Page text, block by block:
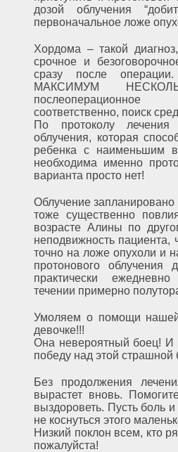
дозой облучения
первоначальное ложе
Хордома – такой
срочное и
сразу после
МАКСИМУМ
соответственно, поиск
По протоколу
облучения, которая
ребенка с наименьшим
необходима именно
варианта просто нет!
Облучение
тоже существенно
возрасте Алины по
неподвижность пациента,
точно на ложе опухоли и
протонового облучения
практически
течении примерно
Умоляем о помощи
девочке!!!
Она невероятный боец! И
победу над этой страшной
Без продолжения
вырастет вновь.
выздороветь. Пусть боль
не коснуться этого
Низкий поклон всем, кто
пожалуйста!